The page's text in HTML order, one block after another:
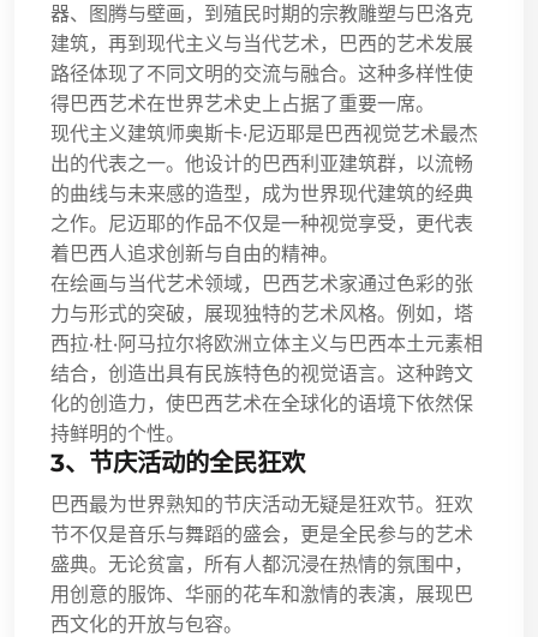
器、图腾与壁画，到殖民时期的宗教雕塑与巴洛克
建筑，再到现代主义与当代艺术，巴西的艺术发展
路径体现了不同文明的交流与融合。这种多样性使
得巴西艺术在世界艺术史上占据了重要一席。
现代主义建筑师奥斯卡·尼迈耶是巴西视觉艺术最杰
出的代表之一。他设计的巴西利亚建筑群，以流畅
的曲线与未来感的造型，成为世界现代建筑的经典
之作。尼迈耶的作品不仅是一种视觉享受，更代表
着巴西人追求创新与自由的精神。
在绘画与当代艺术领域，巴西艺术家通过色彩的张
力与形式的突破，展现独特的艺术风格。例如，塔
西拉·杜·阿马拉尔将欧洲立体主义与巴西本土元素相
结合，创造出具有民族特色的视觉语言。这种跨文
化的创造力，使巴西艺术在全球化的语境下依然保
持鲜明的个性。
3、节庆活动的全民狂欢
巴西最为世界熟知的节庆活动无疑是狂欢节。狂欢
节不仅是音乐与舞蹈的盛会，更是全民参与的艺术
盛典。无论贫富，所有人都沉浸在热情的氛围中，
用创意的服饰、华丽的花车和激情的表演，展现巴
西文化的开放与包容。